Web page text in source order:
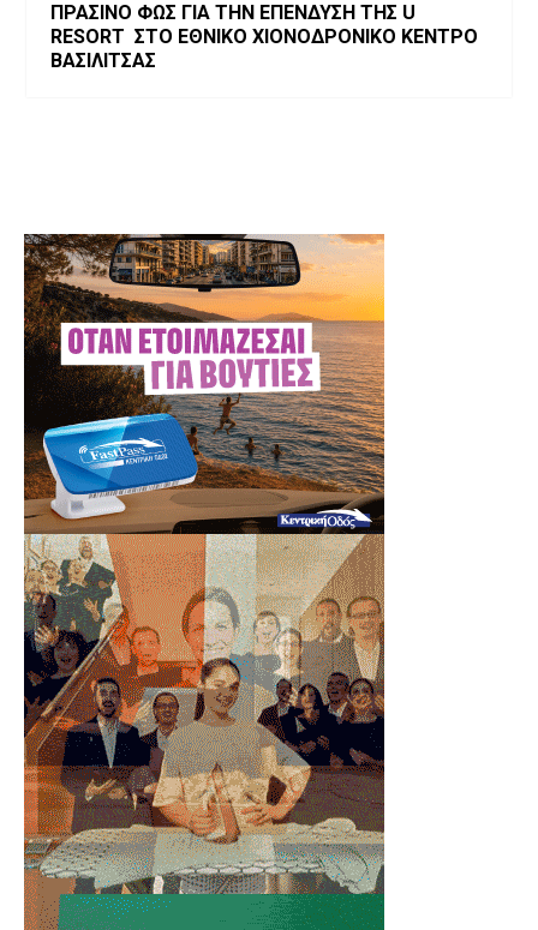
ΠΡΑΣΙΝΟ ΦΩΣ ΓΙΑ ΤΗΝ ΕΠΕΝΔΥΣΗ ΤΗΣ U
RESORT ΣΤΟ ΕΘΝΙΚΟ ΧΙΟΝΟΔΡΟΝΙΚΟ ΚΕΝΤΡΟ
ΒΑΣΙΛΙΤΣΑΣ